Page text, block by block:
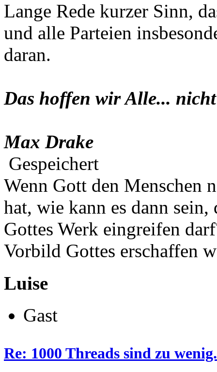
Lange Rede kurzer Sinn,
und alle Parteien
daran.
Das hoffen wir Alle...
Max Drake
Gespeichert
Wenn Gott den Menschen
hat, wie kann es dann
Gottes Werk eingreifen
Vorbild Gottes erschaffen
Luise
Gast
Re: 1000 Threads sind zu